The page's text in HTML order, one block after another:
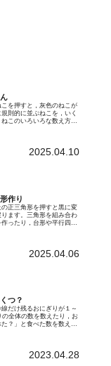
を押すと，灰色のねこが
則的に並ぶねこを，いく
このいろいろな数え方を
2025.04.10
作り
正三角形を押すと黒に変
ます。三角形を組み合わ
ったり，台形や平行四辺
2025.04.06
つ？
だけ残るおにぎりが１～
全体の数を数えたり，お
？」と食べた数を数えた
2023.04.28